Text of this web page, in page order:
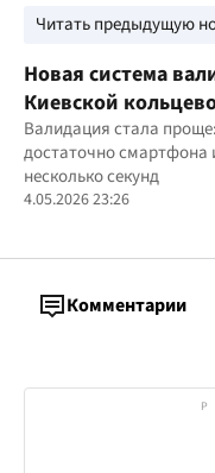
Читать предыдущую
Новая система
Киевской
электричке: как
пользоваться
Валидация стала проще:
достаточно смартфона
несколько секунд
4.05.2026 23:26
Комментарии